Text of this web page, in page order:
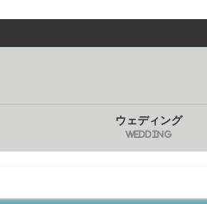
ウェディング
WEDDING